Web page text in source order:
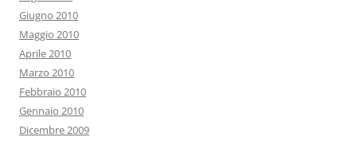
Giugno 2010
Maggio 2010
Aprile 2010
Marzo 2010
Febbraio 2010
Gennaio 2010
Dicembre 2009